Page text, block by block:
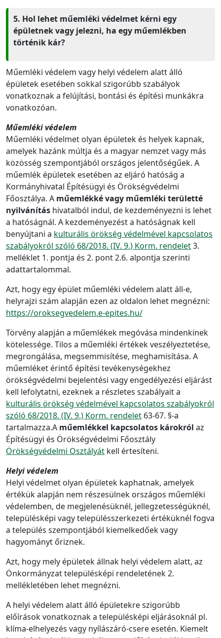
5. Hol lehet műemléki védelmet kérni egy
épületnek vagy jelezni, ha egy műemlékben
történik kár?
Műemléki védelem vagy helyi védelem alatt álló
épületek esetében sokkal szigorúbb szabályok
vonatkoznak a felújítási, bontási és építési munkákra
vonatkozóan.
Műemléki védelem
Műemléki védelmet olyan épületek és helyek kapnak,
amelyek hazánk múltja és a magyar nemzet vagy más
közösség szempontjából országos jelentőségűek. A
műemlék épületek esetében az eljáró hatóság a
Kormányhivatal Építésügyi és Örökségvédelmi
Főosztálya. A műemlékké vagy műemléki területté
nyilvánítás hivatalból indul, de kezdeményezni is lehet
a hatóságnál. A kezdeményezést a hatóságnak kell
benyújtani a kulturális örökség védelmével kapcsolatos
szabályokról szóló 68/2018. (IV. 9.) Korm. rendelet3.
melléklet 1. pontja és 2. pont 2.6. alpontja szerinti
adattartalommal.
Azt, hogy egy épület műemléki védelem alatt áll-e,
helyrajzi szám alapján ezen az oldalon lehet megnézni:
https://oroksegvedelem.e-epites.hu/
Törvény alapján a műemlékek megóvása mindenkinek
kötelessége. Tilos a műemléki értékek veszélyeztetése,
megrongálása, megsemmisítése, meghamisítása. A
műemléket érintő építési tevékenységekhez
örökségvédelmi bejelentési vagy engedélyezési eljárást
kell lefolytatni, ezeknek a részletes szabályait a
kulturális örökség védelmével kapcsolatos szabályokról
szóló 68/2018. (IV. 9.) Korm. rendelet 63-67. §-a
tartalmazza.A műemlékkel kapcsolatos károkról az
Építésügyi és Örökségvédelmi Főosztály
Örökségvédelmi Osztályát kell értesíteni.
Helyi védelem
Helyi védelmet olyan épületek kaphatnak, amelyek
értékük alapján nem részesülnek országos műemléki
védelemben, de megjelenésüknél, jellegzetességüknél,
településképi vagy településszerkezeti értéküknél fogva
a település szempontjából kiemelkedőek vagy
hagyományt őriznek.
Azt, hogy mely épületek állnak helyi védelem alatt, az
Önkormányzat településképi rendeletének 2.
mellékletében lehet megnézni.
A helyi védelem alatt álló épületekre szigorúbb
előírások vonatkoznak a településképi eljárásoknál pl.
klíma-elhelyezés vagy nyílászáró-csere esetén. Kiemelt